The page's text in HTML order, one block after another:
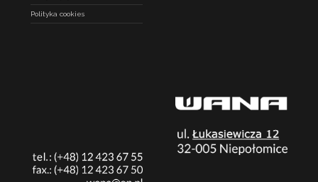
Polityka cookies